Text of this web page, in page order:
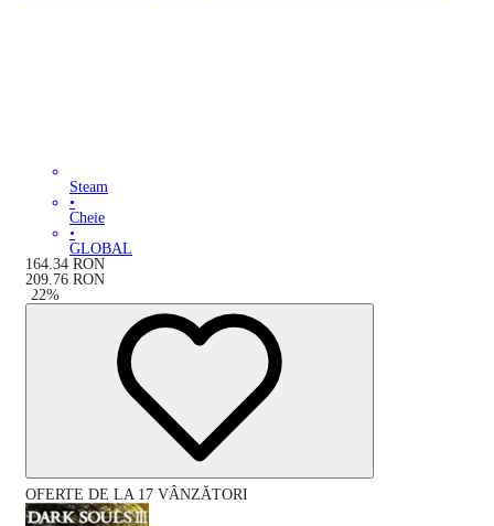
Steam
•
Cheie
•
GLOBAL
164.34 RON
209.76 RON
-22%
OFERTE DE LA 17 VÂNZĂTORI